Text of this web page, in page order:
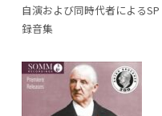
自演および同時代者によるSP
録音集